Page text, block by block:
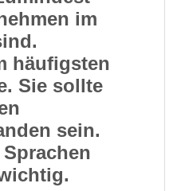
im
häufigsten
Sie sollte
sein.